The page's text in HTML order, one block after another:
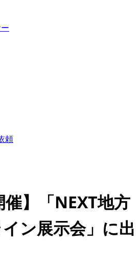
頼
催】「NEXT地方
ン展示会」に出